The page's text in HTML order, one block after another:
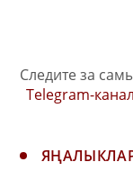
Следите за
Telegram-